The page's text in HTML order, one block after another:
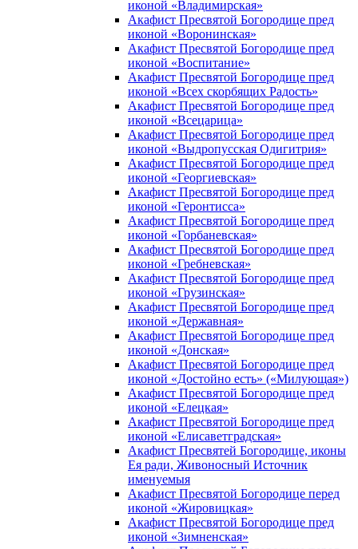
иконой «Владимирская»
Акафист Пресвятой Богородице пред
иконой «Воронинская»
Акафист Пресвятой Богородице пред
иконой «Воспитание»
Акафист Пресвятой Богородице пред
иконой «Всех скорбящих Радость»
Акафист Пресвятой Богородице пред
иконой «Всецарица»
Акафист Пресвятой Богородице пред
иконой «Выдропусская Одигитрия»
Акафист Пресвятой Богородице пред
иконой «Георгиевская»
Акафист Пресвятой Богородице пред
иконой «Геронтисса»
Акафист Пресвятой Богородице пред
иконой «Горбаневская»
Акафист Пресвятой Богородице пред
иконой «Гребневская»
Акафист Пресвятой Богородице пред
иконой «Грузинская»
Акафист Пресвятой Богородице пред
иконой «Державная»
Акафист Пресвятой Богородице пред
иконой «Донская»
Акафист Пресвятой Богородице пред
иконой «Достойно есть» («Милующая»)
Акафист Пресвятой Богородице пред
иконой «Елецкая»
Акафист Пресвятой Богородице пред
иконой «Елисаветградская»
Акафист Пресвятей Богородице, иконы
Ея ради, Живоносный Источник
именуемыя
Акафист Пресвятой Богородице перед
иконой «Жировицкая»
Акафист Пресвятой Богородице пред
иконой «Зимненская»